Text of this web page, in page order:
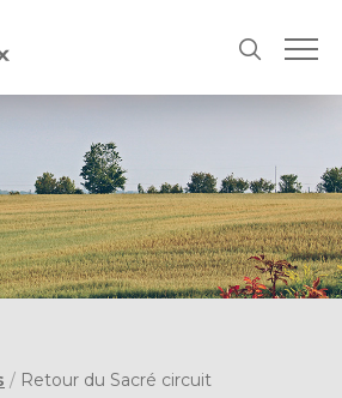
/ Retour du Sacré circuit